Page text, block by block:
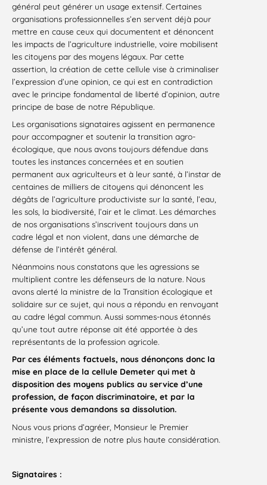
général peut générer un usage extensif. Certaines
organisations professionnelles s’en servent déjà pour
mettre en cause ceux qui documentent et dénoncent
les impacts de l’agriculture industrielle, voire mobilisent
les citoyens par des moyens légaux. Par cette
assertion, la création de cette cellule vise à criminaliser
l’expression d’une opinion, ce qui est en contradiction
avec le principe fondamental de liberté d’opinion, autre
principe de base de notre République.
Les organisations signataires agissent en permanence
pour accompagner et soutenir la transition agro-
écologique, que nous avons toujours défendue dans
toutes les instances concernées et en soutien
permanent aux agriculteurs et à leur santé, à l’instar de
centaines de milliers de citoyens qui dénoncent les
dégâts de l’agriculture productiviste sur la santé, l’eau,
les sols, la biodiversité, l’air et le climat. Les démarches
de nos organisations s’inscrivent toujours dans un
cadre légal et non violent, dans une démarche de
défense de l’intérêt général.
Néanmoins nous constatons que les agressions se
multiplient contre les défenseurs de la nature. Nous
avons alerté la ministre de la Transition écologique et
solidaire sur ce sujet, qui nous a répondu en renvoyant
au cadre légal commun. Aussi sommes-nous étonnés
qu’une tout autre réponse ait été apportée à des
représentants de la profession agricole.
Par ces éléments factuels, nous dénonçons donc la
mise en place de la cellule Demeter qui met à
disposition des moyens publics au service d’une
profession, de façon discriminatoire, et par la
présente vous demandons sa dissolution.
Nous vous prions d’agréer, Monsieur le Premier
ministre, l’expression de notre plus haute considération.
Signataires :